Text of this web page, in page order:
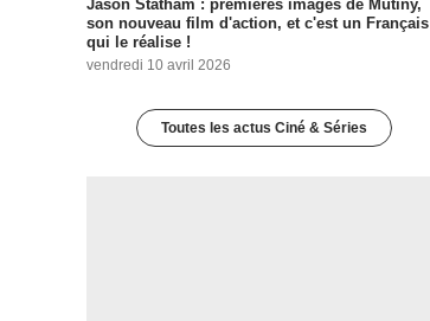
Jason Statham : premières images de Mutiny,
son nouveau film d'action, et c'est un Français
qui le réalise !
vendredi 10 avril 2026
Toutes les actus Ciné & Séries